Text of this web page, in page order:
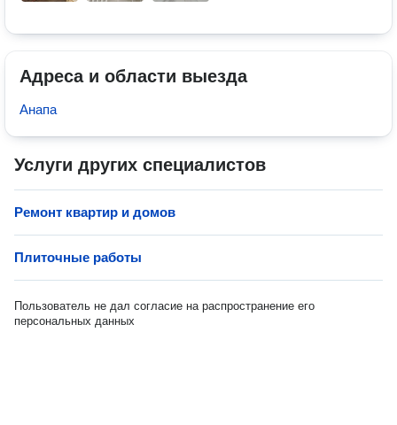
Адреса и области выезда
Анапа
Услуги других специалистов
Ремонт квартир и домов
Плиточные работы
Пользователь не дал согласие на распространение его
персональных данных